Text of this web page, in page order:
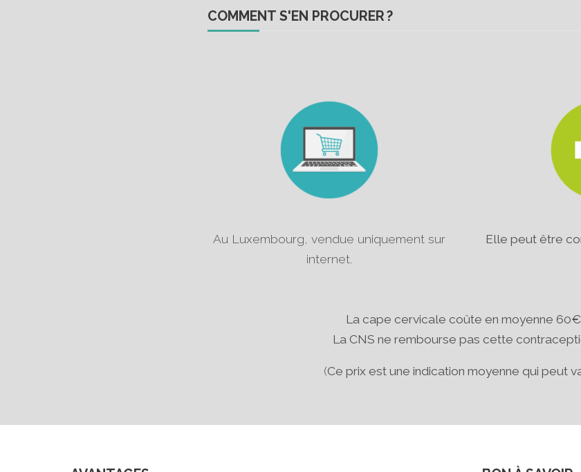
COMMENT S'EN PROCURER ?
Au Luxembourg, vendue uniquement sur
internet.
Elle peut être
La cape cervicale coûte en moyenne 60€
La CNS ne rembourse pas cette
(Ce prix est une indication moyenne qui peut